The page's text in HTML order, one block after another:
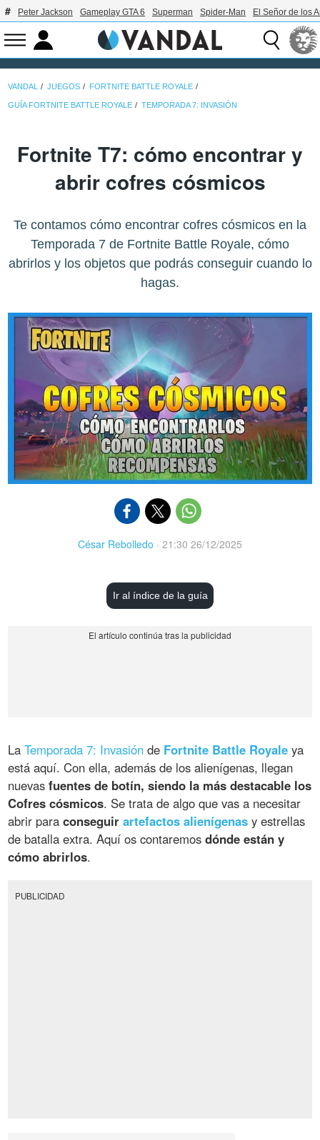
Peter Jackson Gameplay GTA 6 Superman Spider-Man El Señor de los
VANDAL JUEGOS FORTNITE BATTLE ROYALE
GUÍA FORTNITE BATTLE ROYALE TEMPORADA 7: INVASIÓN
Fortnite T7: cómo encontrar y
abrir cofres cósmicos
Te contamos cómo encontrar cofres cósmicos en la
Temporada 7 de Fortnite Battle Royale, cómo
abrirlos y los objetos que podrás conseguir cuando lo
hagas.
César Rebolledo · 21:30 26/12/2025
Ir al índice de la guía
LaTemporada 7: Invasión de Fortnite Battle Royale ya
está aquí. Con ella, además de los alienígenas, llegan
nuevasfuentes de botín, siendo la más destacable los
Cofres cósmicos. Se trata de algo que vas a necesitar
abrir paraconseguirartefactos alienígenas y estrellas
de batalla extra. Aquí os contaremosdónde están y
cómo abrirlos.
PUBLICIDAD